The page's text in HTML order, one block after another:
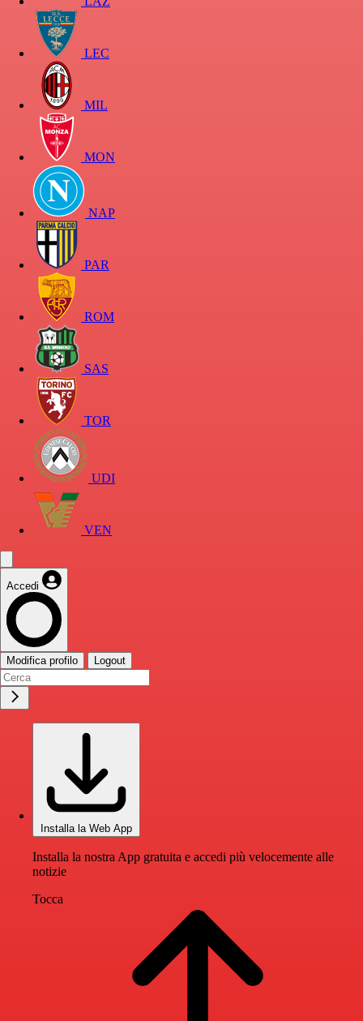
LEC
MIL
MON
NAP
PAR
ROM
SAS
TOR
UDI
VEN
Accedi
Modifica profilo Logout
Installa la Web App
Installa la nostra App gratuita e accedi più velocemente alle
notizie
Tocca